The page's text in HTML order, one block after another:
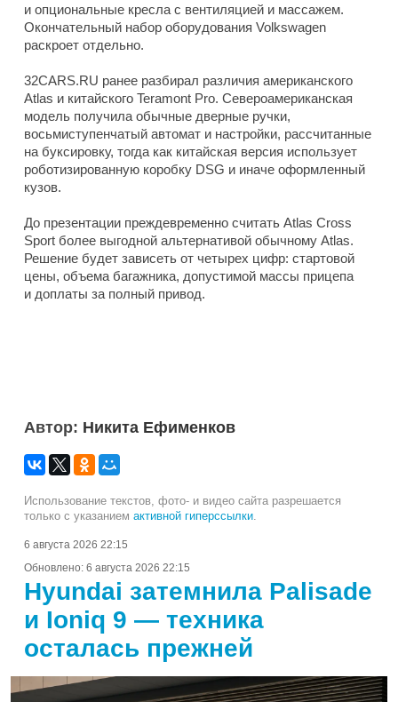
и опциональные кресла с вентиляцией и массажем.
Окончательный набор оборудования Volkswagen
раскроет отдельно.
32CARS.RU ранее разбирал различия американского
Atlas и китайского Teramont Pro. Североамериканская
модель получила обычные дверные ручки,
восьмиступенчатый автомат и настройки, рассчитанные
на буксировку, тогда как китайская версия использует
роботизированную коробку DSG и иначе оформленный
кузов.
До презентации преждевременно считать Atlas Cross
Sport более выгодной альтернативой обычному Atlas.
Решение будет зависеть от четырех цифр: стартовой
цены, объема багажника, допустимой массы прицепа
и доплаты за полный привод.
Автор: Никита Ефименков
Использование текстов, фото- и видео сайта разрешается
только с указанием активной гиперссылки.
6 августа 2026 22:15
Обновлено: 6 августа 2026 22:15
Hyundai затемнила Palisade
и Ioniq 9 — техника
осталась прежней